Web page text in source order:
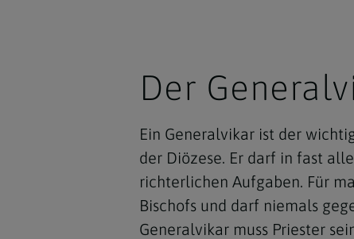
Der
Ein Generalvikar ist der
der Diözese. Er darf in fast
richterlichen Aufgaben. Für
Bischofs und darf niemals
Generalvikar muss Priester